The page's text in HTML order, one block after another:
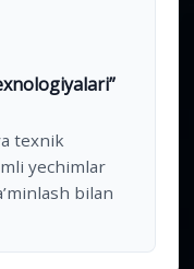
texnik
yechimlar
bilan